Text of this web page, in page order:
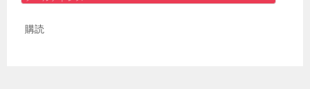
ル
購読